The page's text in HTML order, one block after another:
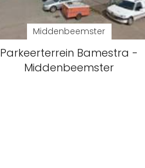
Middenbeemster
Parkeerterrein Bamestra -
Middenbeemster